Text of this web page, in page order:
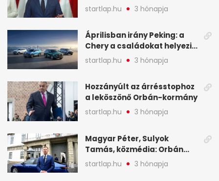
tartóztassák le a NER-es
oligarchákat - A hét
startlap.hu 3 hónapja
Áprilisban irány Peking: a
Chery a családokat helyezi
globális mobilitási
programja középpontjába
startlap.hu 3 hónapja
Hozzányúlt az árrésstophoz
a leköszönő Orbán-kormány
startlap.hu 3 hónapja
Magyar Péter, Sulyok
Tamás, közmédia: Orbán
Viktor április 13. óta hallgat,
közben pörögnek az
startlap.hu 3 hónapja